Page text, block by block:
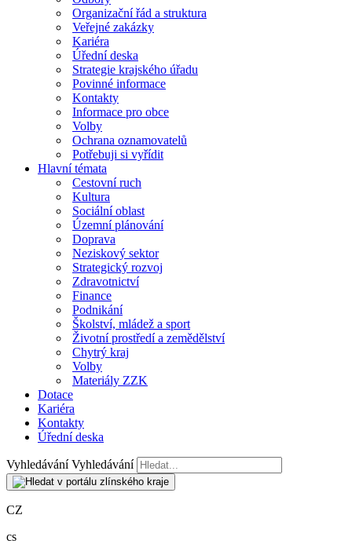
Organizační řád a struktura
Veřejné zakázky
Kariéra
Úřední deska
Strategie krajského úřadu
Povinné informace
Kontakty
Informace pro obce
Volby
Ochrana oznamovatelů
Potřebuji si vyřídit
Hlavní témata
Cestovní ruch
Kultura
Sociální oblast
Územní plánování
Doprava
Neziskový sektor
Strategický rozvoj
Zdravotnictví
Finance
Podnikání
Školství, mládež a sport
Životní prostředí a zemědělství
Chytrý kraj
Volby
Materiály ZZK
Dotace
Kariéra
Kontakty
Úřední deska
Vyhledávání Vyhledávání
CZ
cs